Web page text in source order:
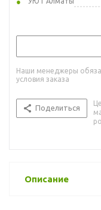
Наши менеджеры
условия заказа
Поделиться
Описание